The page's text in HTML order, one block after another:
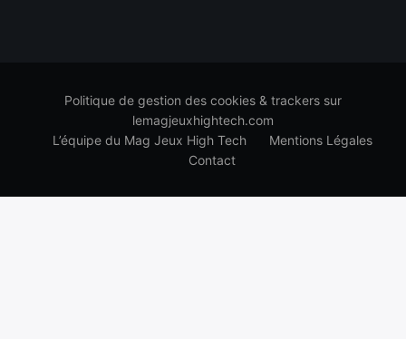
Politique de gestion des cookies & trackers sur
lemagjeuxhightech.com
L’équipe du Mag Jeux High Tech
Mentions Légales
Contact